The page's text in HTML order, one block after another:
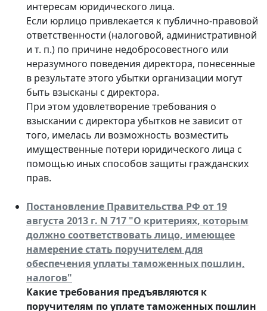
интересам юридического лица.
Если юрлицо привлекается к публично-правовой
ответственности (налоговой, административной
и т. п.) по причине недобросовестного или
неразумного поведения директора, понесенные
в результате этого убытки организации могут
быть взысканы с директора.
При этом удовлетворение требования о
взыскании с директора убытков не зависит от
того, имелась ли возможность возместить
имущественные потери юридического лица с
помощью иных способов защиты гражданских
прав.
Постановление Правительства РФ от 19
августа 2013 г. N 717 "О критериях, которым
должно соответствовать лицо, имеющее
намерение стать поручителем для
обеспечения уплаты таможенных пошлин,
налогов"
Какие требования предъявляются к
поручителям по уплате таможенных пошлин